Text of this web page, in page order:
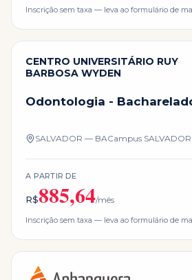
Inscrição sem taxa — leva ao formulário de
CENTRO UNIVERSITÁRIO RUY
BARBOSA WYDEN
Odontologia -
SALVADOR — BACampus
A PARTIR DE
R$885,64/mês
Inscrição sem taxa — leva ao formulário de